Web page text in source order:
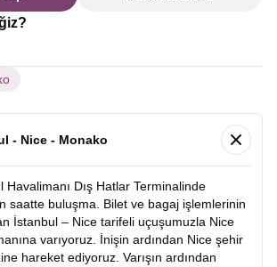
- Nice - Monako
Havalimanı Dış Hatlar Terminalinde
saatte buluşma. Bilet ve bagaj işlemlerinin
İstanbul – Nice tarifeli uçuşumuzla Nice
varıyoruz. İnişin ardından Nice şehir
hareket ediyoruz. Varışın ardından